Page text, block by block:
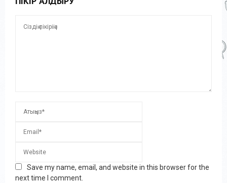
Save my name, email, and website in this browser for the
next time I comment.